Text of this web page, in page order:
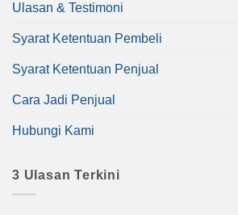
Ulasan & Testimoni
Syarat Ketentuan Pembeli
Syarat Ketentuan Penjual
Cara Jadi Penjual
Hubungi Kami
3 Ulasan Terkini